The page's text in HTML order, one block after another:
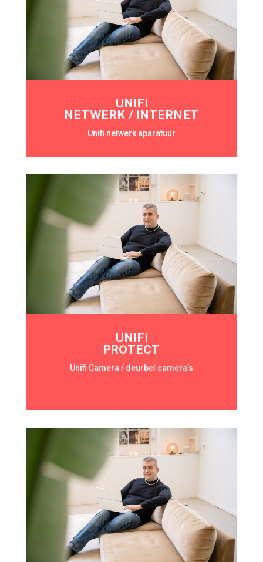
UNIFI
NETWERK / INTERNET
Unifi netwerk aparatuur
UNIFI
PROTECT
Unifi Camera / deurbel camera’s